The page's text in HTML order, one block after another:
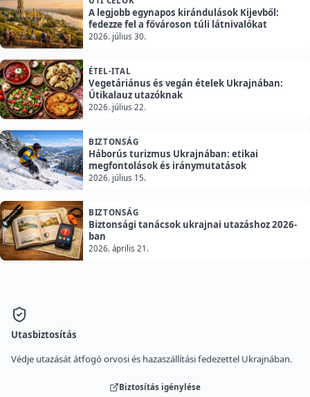
A legjobb egynapos kirándulások Kijevből:
fedezze fel a fővároson túli látnivalókat
2026. július 30.
ÉTEL-ITAL
Vegetáriánus és vegán ételek Ukrajnában:
Útikalauz utazóknak
2026. július 22.
BIZTONSÁG
Háborús turizmus Ukrajnában: etikai
megfontolások és iránymutatások
2026. július 15.
BIZTONSÁG
Biztonsági tanácsok ukrajnai utazáshoz 2026-
ban
2026. április 21.
Utasbiztosítás
Védje utazását átfogó orvosi és hazaszállítási fedezettel Ukrajnában.
Biztosítás igénylése